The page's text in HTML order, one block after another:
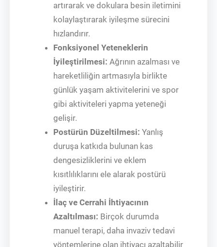
artırarak ve dokulara besin iletimini
kolaylaştırarak iyileşme sürecini
hızlandırır.
Fonksiyonel Yeteneklerin
İyileştirilmesi: Ağrının azalması ve
hareketliliğin artmasıyla birlikte
günlük yaşam aktivitelerini ve spor
gibi aktiviteleri yapma yeteneği
gelişir.
Postürün Düzeltilmesi: Yanlış
duruşa katkıda bulunan kas
dengesizliklerini ve eklem
kısıtlılıklarını ele alarak postürü
iyileştirir.
İlaç ve Cerrahi İhtiyacının
Azaltılması: Birçok durumda
manuel terapi, daha invaziv tedavi
yöntemlerine olan ihtiyacı azaltabilir